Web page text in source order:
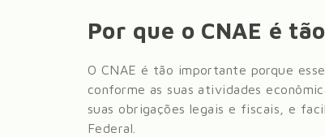
Por que o CNAE é
O CNAE é tão importante porque
conforme as suas atividades
suas obrigações legais e fiscais, e
Federal.